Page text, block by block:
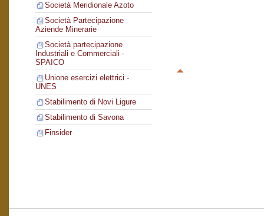
Società Meridionale Azoto
Società Partecipazione
Aziende Minerarie
Società partecipazione
Industriali e Commerciali -
SPAICO
Unione esercizi elettrici -
UNES
Stabilimento di Novi Ligure
Stabilimento di Savona
Finsider